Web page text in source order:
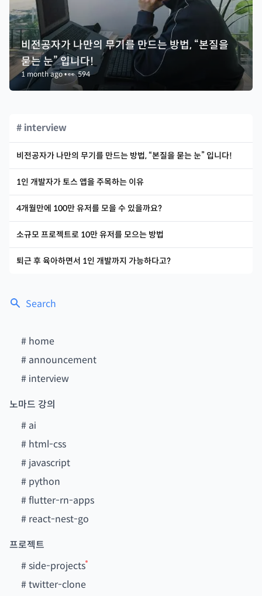
Search
# home
# announcement
# interview
노마드 강의
# ai
# html-css
# javascript
# python
#flutter-rn-apps
# react-nest-go
프로젝트
#side-projects
#twitter-clone
비전공자가 나만의 무기를 만드는 방법, “본질을
묻는 눈” 입니다!
1 month ago•👀594
# interview
비전공자가 나만의 무기를 만드는 방법, “본질을 묻는 눈” 입니다!
1인 개발자가 토스 앱을 주목하는 이유
4개월만에 100만 유저를 모을 수 있을까요?
소규모 프로젝트로 10만 유저를 모으는 방법
퇴근 후 육아하면서 1인 개발까지 가능하다고?